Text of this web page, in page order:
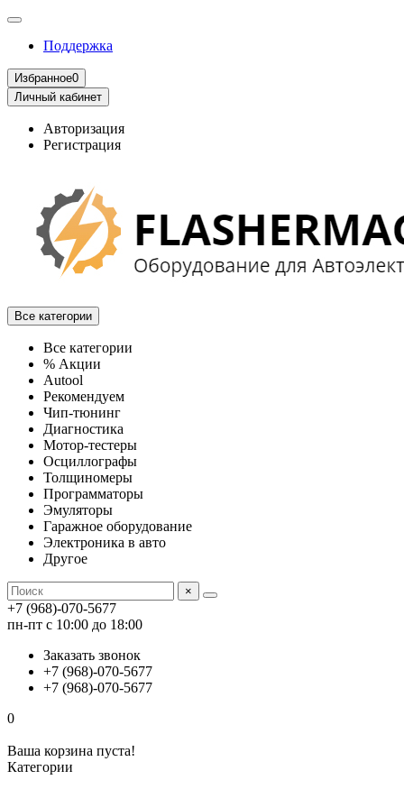
Поддержка
Избранное0
Личный кабинет
Авторизация
Регистрация
Все категории
Все категории
% Акции
Autool
Рекомендуем
Чип-тюнинг
Диагностика
Мотор-тестеры
Осциллографы
Толщиномеры
Программаторы
Эмуляторы
Гаражное оборудование
Электроника в авто
Другое
×
+7 (968)-070-5677
пн-пт с 10:00 до 18:00
Заказать звонок
+7 (968)-070-5677
+7 (968)-070-5677
0
Ваша корзина пуста!
Категории